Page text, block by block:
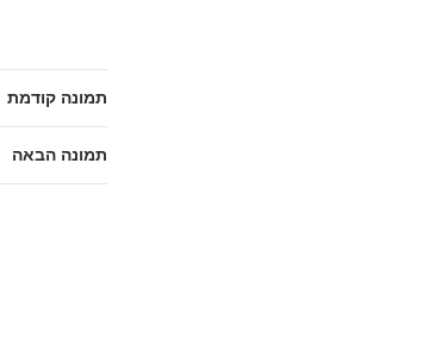
תמונה קודמת
תמונה הבאה